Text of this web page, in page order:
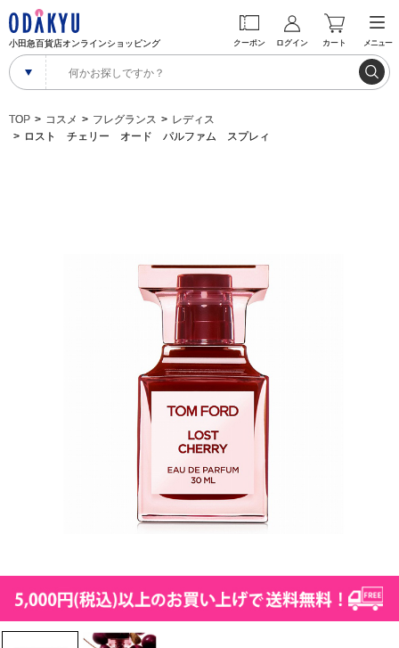
小田急百貨店オンラインショッピング クーポン ログイン カート メニュー
TOP コスメ フレグランス
レディス
ロスト チェリー オード パルファム スプレィ